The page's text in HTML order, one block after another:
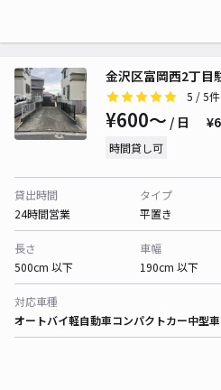
金沢区富岡西2丁目
5 / 5件
¥600〜 / 日
時間貸し可
貸出時間
24時間営業
タイプ
平置き
長さ
500cm 以下
車幅
190cm 以下
対応車種
オートバイ軽自動車コンパクトカー中型車